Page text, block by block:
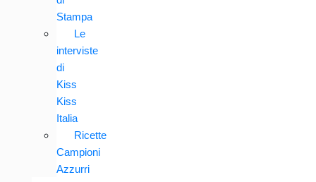
Stampa
Le
interviste
di
Kiss
Kiss
Italia
Ricette
Campioni
Azzurri